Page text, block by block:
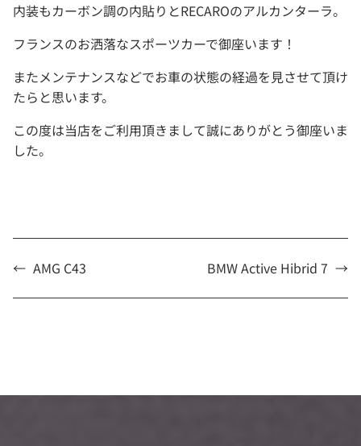
内装もカーボン調の内貼りとRECAROのアルカンターラ。
フランスのお洒落なスポーツカーで御座います！
またメンテナンスなどでお車の状態の経過を見させて頂け
たらと思います。
この度は当店をご利用頂きまして誠にありがとう御座いま
した。
← AMG C43 BMW Active Hibrid 7 →